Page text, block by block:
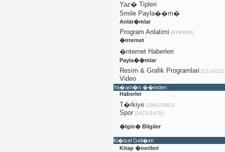
Yaz� Tipleri
Smile Payla��m�
Anlat�mlar
Program Anlatimi (678/680)
�nternet
�nternet Haberleri
Payla��mlar
Resim & Grafik Programlari (1214/
Video
Ya�am�n ��inden
Haberler
T�rkiye(2982/2982)
Spor(2472/2475)
�lgin� Bilgiler
Ki�isel Geli�im
Kitap �nerileri